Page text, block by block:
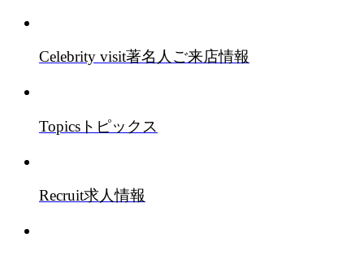
Celebrity visit著名人ご来店情報
Topics トピックス
Recruit求人情報